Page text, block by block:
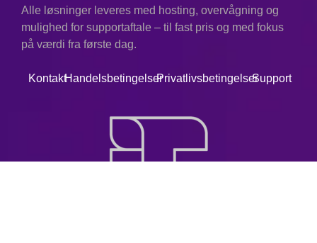
Alle løsninger leveres med hosting, overvågning og
mulighed for supportaftale – til fast pris og med fokus
på værdi fra første dag.
KontaktHandelsbetingelserPrivatlivsbetingelserSupport